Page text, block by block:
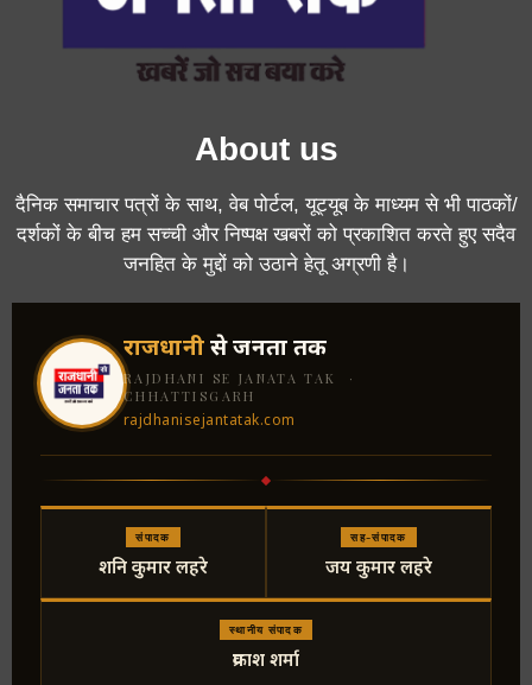
About us
दैनिक समाचार पत्रों के साथ, वेब पोर्टल, यूट्यूब के माध्यम से भी पाठकों/
दर्शकों के बीच हम सच्ची और निष्पक्ष खबरों को प्रकाशित करते हुए सदैव
जनहित के मुद्दों को उठाने हेतू अग्रणी है।
राजधानीसे जनता तक
RAJDHANI SE JANATA TAK ·
CHHATTISGARH
rajdhanisejantatak.com
संपादक
शनि कुमार लहरे
सह-संपादक
जय कुमार लहरे
स्थानीय संपादक
प्रकाश शर्मा